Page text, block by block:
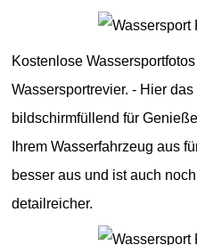
Kostenlose
Wassersportrevier. - Hier das
bildschirmfüllend für
Ihrem Wasserfahrzeug aus
besser aus und ist auch
detailreicher.